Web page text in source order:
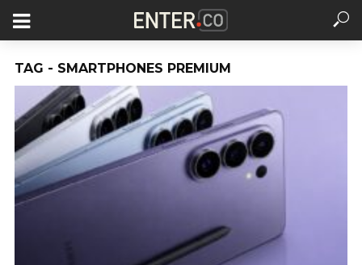
TAG - SMARTPHONES PREMIUM